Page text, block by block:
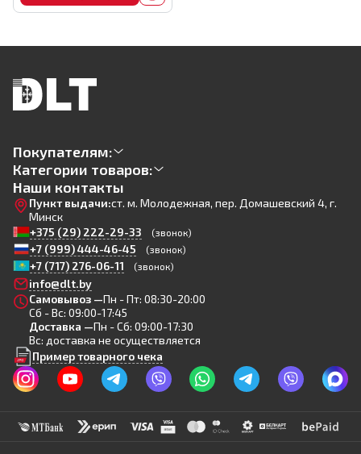
Покупателям:
Категории товаров:
Наши контакты
Пункт выдачи:ст. м. Молодежная, пер. Домашевский 4, г.
Минск
+375 (29) 222-29-33
(звонок)
+7 (999) 444-46-45 (звонок)
+7 (717) 276-06-11 (звонок)
info@dlt.by
Самовывоз —Пн - Пт: 08:30-20:00
Сб - Вс: 09:00-17:45
Доставка —Пн - Сб: 09:00-17:30
Вс: доставка не осуществляется
Пример товарного чека